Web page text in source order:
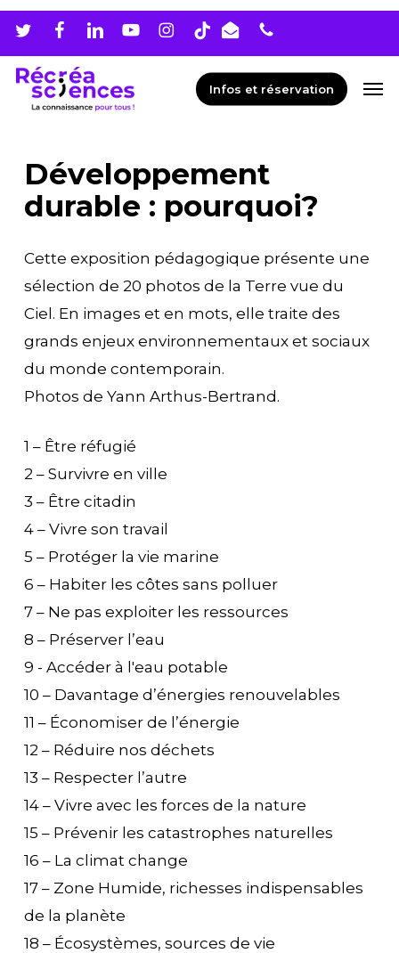
Skip
main
content
Infos et réservation
Développement
durable : pourquoi?
Cette exposition pédagogique présente une
sélection de 20 photos de la Terre vue du
Ciel. En images et en mots, elle traite des
grands enjeux environnementaux et sociaux
du monde contemporain.
Photos de Yann Arthus-Bertrand.
1 – Être réfugié
2 – Survivre en ville
3 – Être citadin
4 – Vivre son travail
5 – Protéger la vie marine
6 – Habiter les côtes sans polluer
7 – Ne pas exploiter les ressources
8 – Préserver l’eau
9 - Accéder à l'eau potable
10 – Davantage d’énergies renouvelables
11 – Économiser de l’énergie
12 – Réduire nos déchets
13 – Respecter l’autre
14 – Vivre avec les forces de la nature
15 – Prévenir les catastrophes naturelles
16 – La climat change
17 – Zone Humide, richesses indispensables
de la planète
18 – Écosystèmes, sources de vie
Menu